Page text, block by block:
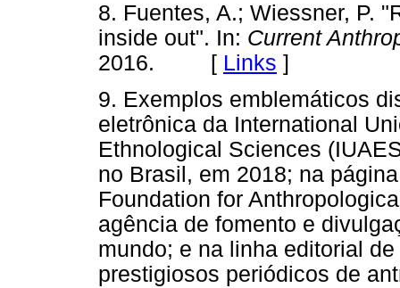
8. Fuentes, A.; Wiessner, P.
inside out". In: Current
2016. [ Links ]
9. Exemplos emblemáticos
eletrônica da International
Ethnological Sciences
no Brasil, em 2018; na
Foundation for
agência de fomento e
mundo; e na linha editorial de
prestigiosos periódicos de